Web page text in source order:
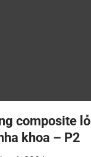
composite
khoa – P2